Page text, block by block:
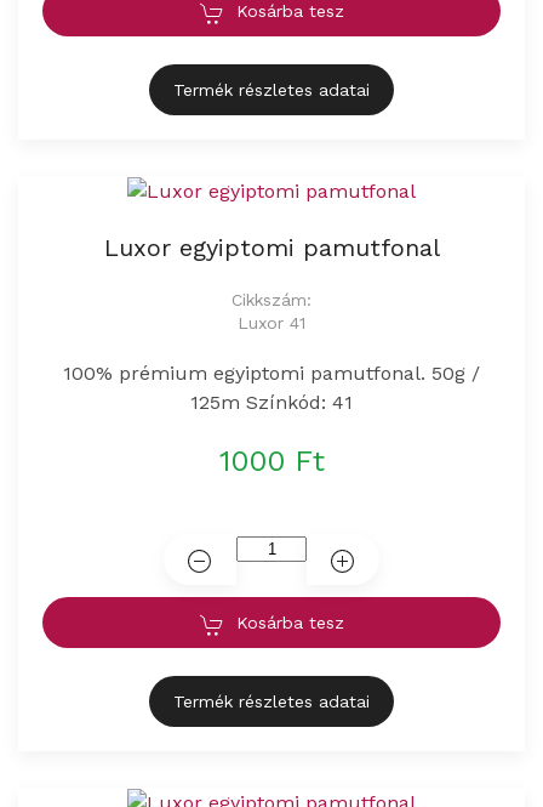
Kosárba tesz
Termék részletes adatai
Luxor egyiptomi pamutfonal
Cikkszám:
Luxor 41
100% prémium egyiptomi pamutfonal. 50g /
125m Színkód: 41
1000 Ft
Kosárba tesz
Termék részletes adatai